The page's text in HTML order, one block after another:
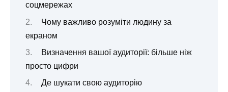
соцмережах
Чому важливо розуміти людину за
екраном
Визначення вашої аудиторії: більше ніж
просто цифри
Де шукати свою аудиторію